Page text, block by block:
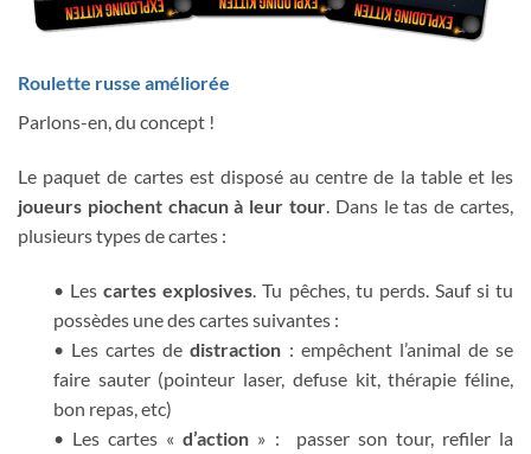
Roulette russe améliorée
Parlons-en, du concept !
Le paquet de cartes est disposé au centre de la table et les
joueurs piochent chacun à leur tour . Dans le tas de cartes,
plusieurs types de cartes :
• Lescartes explosives . Tu pêches, tu perds. Sauf si tu
possèdes une des cartes suivantes :
• Les cartes dedistraction : empêchent l’animal de se
faire sauter (pointeur laser, defuse kit, thérapie féline,
bon repas, etc)
• Les cartes «d’action » : passer son tour, refiler la